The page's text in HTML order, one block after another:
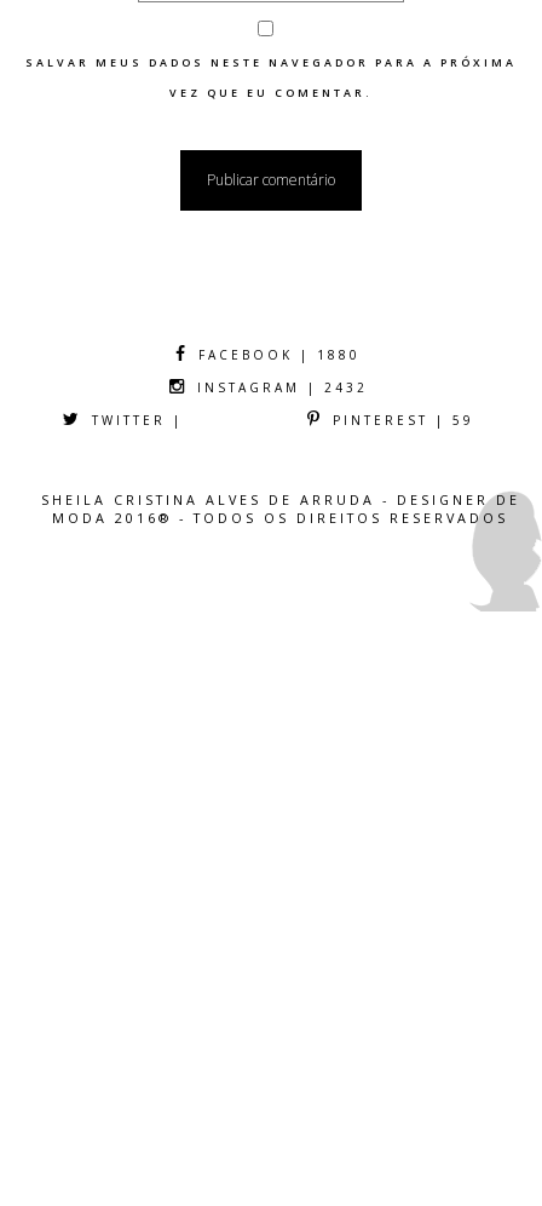
SALVAR MEUS DADOS NESTE NAVEGADOR PARA A PRÓXIMA
VEZ QUE EU COMENTAR.
FACEBOOK | 1880
INSTAGRAM | 2432
TWITTER |
PINTEREST | 59
SHEILA CRISTINA ALVES DE ARRUDA - DESIGNER DE
MODA 2016® - TODOS OS DIREITOS RESERVADOS